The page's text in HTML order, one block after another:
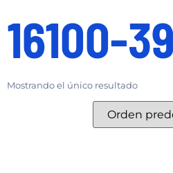
16100-
Mostrando el único resultado